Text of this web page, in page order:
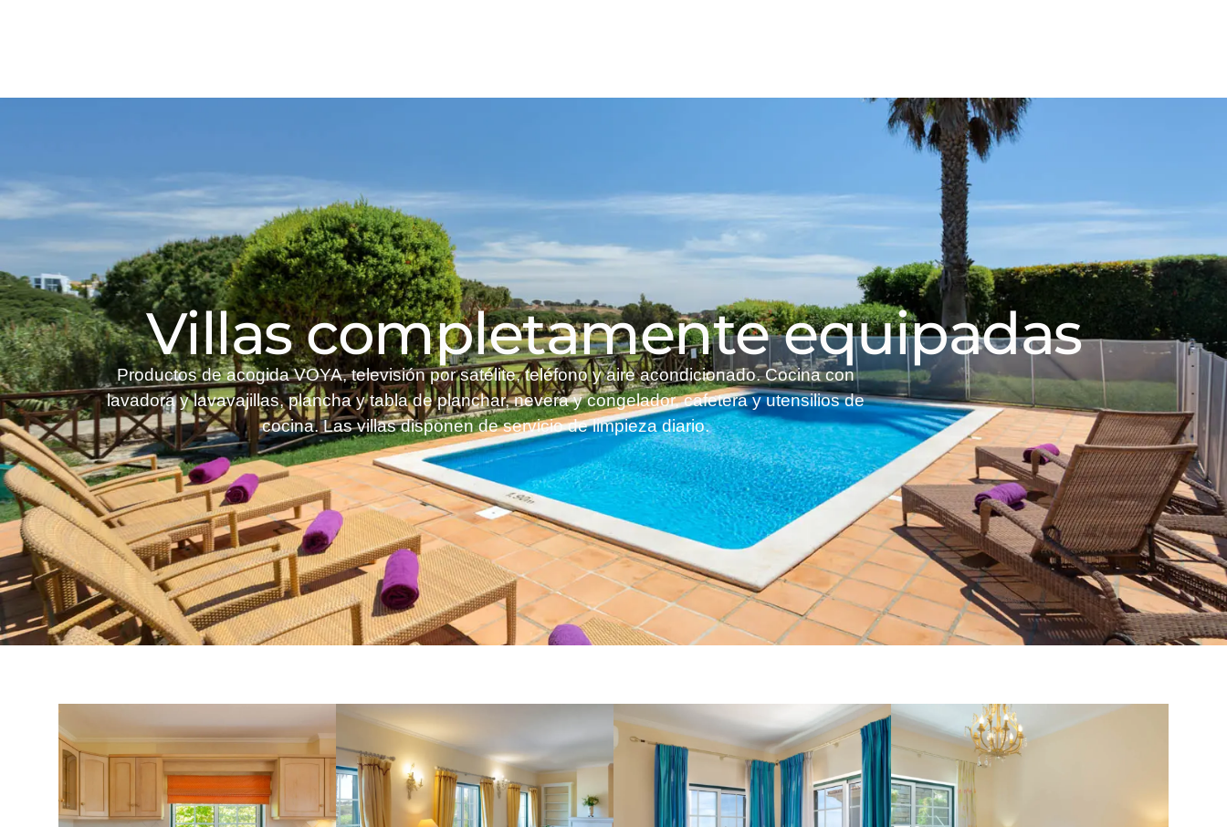
Villas completamente equipadas
Productos de acogida VOYA, televisión por satélite, teléfono y aire acondicionado. Cocina con
lavadora y lavavajillas, plancha y tabla de planchar, nevera y congelador, cafetera y utensilios de
cocina. Las villas disponen de servicio de limpieza diario.